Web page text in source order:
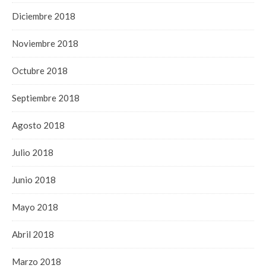
Diciembre 2018
Noviembre 2018
Octubre 2018
Septiembre 2018
Agosto 2018
Julio 2018
Junio 2018
Mayo 2018
Abril 2018
Marzo 2018